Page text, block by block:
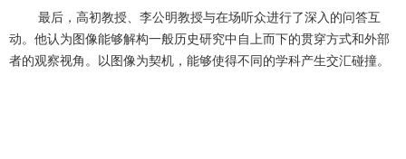
最后，高初教授、李公明教授与在场听众进行了深入的问答互
动。他认为图像能够解构一般历史研究中自上而下的贯穿方式和外部
者的观察视角。以图像为契机，能够使得不同的学科产生交汇碰撞。